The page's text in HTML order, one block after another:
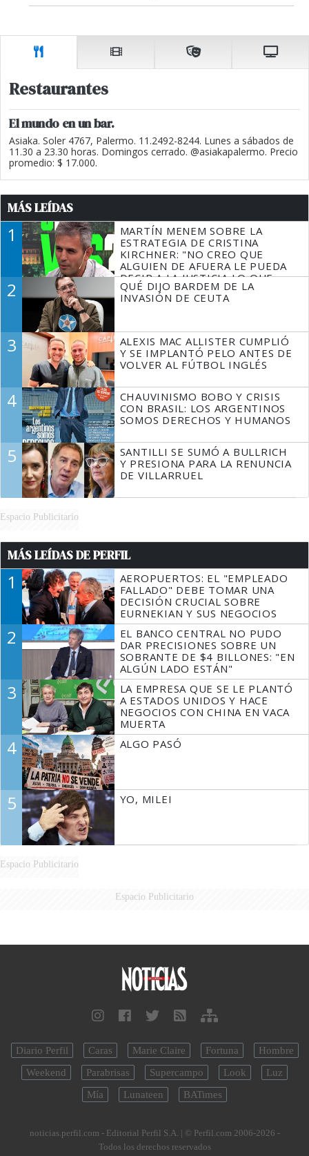
Restaurantes
El mundo en un bar.
Asiaka. Soler 4767, Palermo. 11.2492-8244. Lunes a sábados de
11.30 a 23.30 horas. Domingos cerrado. @asiakapalermo. Precio
promedio: $ 17.000.
MÁS LEÍDAS
1
MARTÍN MENEM SOBRE LA
ESTRATEGIA DE CRISTINA
KIRCHNER: "NO CREO QUE
ALGUIEN DE AFUERA LE PUEDA
DECIR A LA JUSTICIA LO QUE
TIENE QUE HACER"
2
QUÉ DIJO BARDEM DE LA
INVASIÓN DE CEUTA
3
ALEXIS MAC ALLISTER CUMPLIÓ
Y SE IMPLANTÓ PELO ANTES DE
VOLVER AL FÚTBOL INGLÉS
4
CHAUVINISMO BOBO Y CRISIS
CON BRASIL: LOS ARGENTINOS
SOMOS DERECHOS Y HUMANOS
5
SANTILLI SE SUMÓ A BULLRICH
Y PRESIONA PARA LA RENUNCIA
DE VILLARRUEL
Espacio Publicitario
MÁS LEÍDAS DE PERFIL
1
AEROPUERTOS: EL "EMPLEADO
FALLADO" DEBE TOMAR UNA
DECISIÓN CRUCIAL SOBRE
EURNEKIAN Y SUS NEGOCIOS
2
EL BANCO CENTRAL NO PUDO
DAR PRECISIONES SOBRE UN
SOBRANTE DE $4 BILLONES: "EN
ALGÚN LADO ESTÁN"
3
LA EMPRESA QUE SE LE PLANTÓ
A ESTADOS UNIDOS Y HACE
NEGOCIOS CON CHINA EN VACA
MUERTA
4 ALGO PASÓ
5 YO, MILEI
Espacio Publicitario
Espacio Publicitario
Diario Perfil Caras Marie Claire Fortuna
Hombre
Weekend
Parabrisas Supercampo Look
Luz
Mía
Lunateen BATimes
noticias.perfil.com - Editorial Perfil S.A. | © Perfil.com 2006-2026 -
Todos los derechos reservados